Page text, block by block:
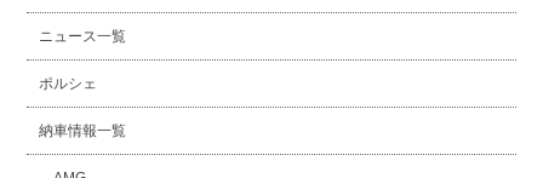
ニュース一覧
ポルシェ
納車情報一覧